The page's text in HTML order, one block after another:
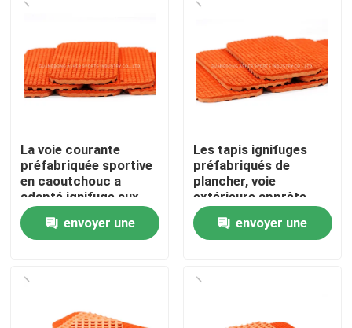
Accueil
Produits
La voie courante
préfabriquée sportive
en caoutchouc a
adapté ignifuge aux
besoins du client
envoyer une
Les tapis ignifuges
préfabriqués de
plancher, voie
extérieure apprête
utilisation de piste
envoyer une